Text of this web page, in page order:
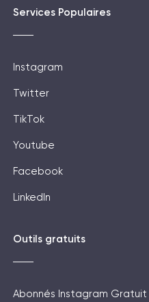
Services Populaires
Instagram
Twitter
TikTok
Youtube
Facebook
LinkedIn
Outils gratuits
Abonnés Instagram Gratuit